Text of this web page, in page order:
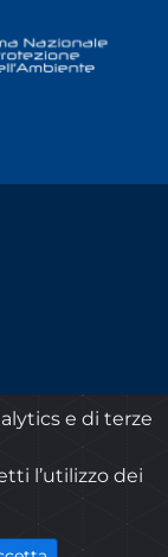
e di terze
l’utilizzo dei